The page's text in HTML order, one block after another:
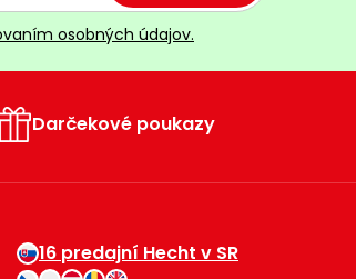
osobných údajov.
Darčekové poukazy
16 predajní Hecht v SR